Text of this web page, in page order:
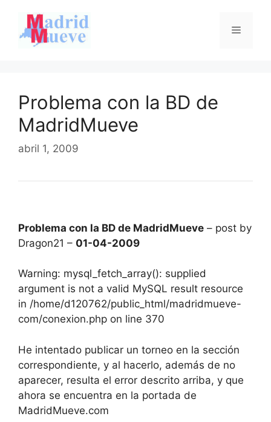
contenido
Menú
Problema con la BD de
MadridMueve
abril 1, 2009
Problema con la BD de MadridMueve – post by
Dragon21 – 01-04-2009
Warning: mysql_fetch_array(): supplied
argument is not a valid MySQL result resource
in /home/d120762/public_html/madridmueve-
com/conexion.php on line 370
He intentado publicar un torneo en la sección
correspondiente, y al hacerlo, además de no
aparecer, resulta el error descrito arriba, y que
ahora se encuentra en la portada de
MadridMueve.com